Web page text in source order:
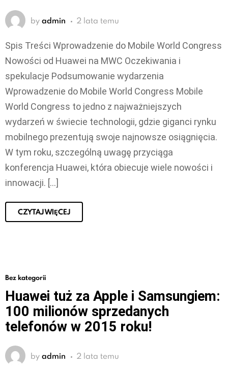
by admin 2 lata temu
Spis Treści Wprowadzenie do Mobile World Congress
Nowości od Huawei na MWC Oczekiwania i
spekulacje Podsumowanie wydarzenia
Wprowadzenie do Mobile World Congress Mobile
World Congress to jedno z najważniejszych
wydarzeń w świecie technologii, gdzie giganci rynku
mobilnego prezentują swoje najnowsze osiągnięcia.
W tym roku, szczególną uwagę przyciąga
konferencja Huawei, która obiecuje wiele nowości i
innowacji. […]
CZYTAJ WIĘCEJ
Bez kategorii
Huawei tuż za Apple i Samsungiem:
100 milionów sprzedanych
telefonów w 2015 roku!
by admin 2 lata temu